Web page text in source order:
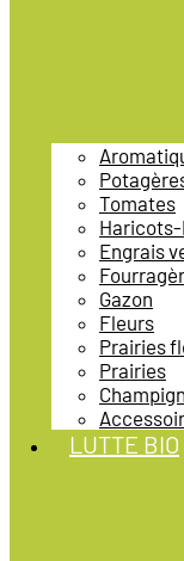
Tomates
Engrais
Gazon
Fleurs
Prairies
Prairies
LUTTE BIO